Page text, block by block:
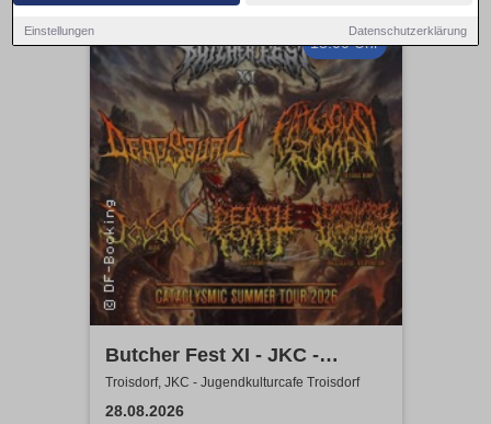
Einstellungen Datenschutzerklärung
18:00 Uhr
Butcher Fest XI - JKC -
Jugendkulturcafe Troisdorf
Troisdorf, JKC - Jugendkulturcafe Troisdorf
28.08.2026